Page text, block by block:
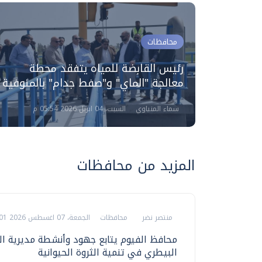
محافظات
رئيس القابضة للمياه يتفقد محطة
معالجة "الماي" و"صفط جدام" بالمنوفية
سماء المنياوي السبت، 04 ابريل 2026 05:54 م
المزيد من محافظات
منتصر نضر محافظات الجمعة، 07 اغسطس 2026 09:01 م
محافظ الفيوم يتابع جهود وأنشطة مديرية
البيطري في تنمية الثروة الحيوانية